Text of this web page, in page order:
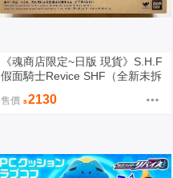
《魂商店限定~日版 現貨》S.H.F
假面騎士Revice SHF（全新未拆
售價 2130